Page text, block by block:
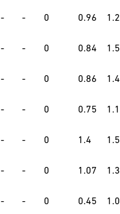
- - 0 0.96
- - 0 0.84
- - 0 0.86
- - 0 0.75
- - 0 1.4
- - 0 1.07 1.3
- - 0 0.45